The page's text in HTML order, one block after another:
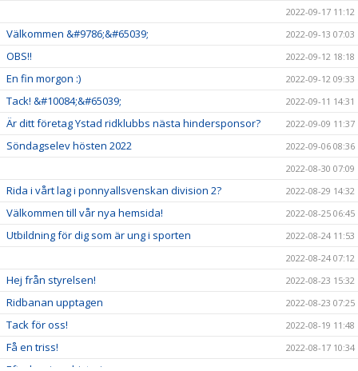
2022-09-17 11:12
Välkommen &#9786;&#65039; 2022-09-13 07:03
OBS!! 2022-09-12 18:18
En fin morgon :) 2022-09-12 09:33
Tack! &#10084;&#65039; 2022-09-11 14:31
Är ditt företag Ystad ridklubbs nästa hindersponsor? 2022-09-09 11:37
Söndagselev hösten 2022
2022-09-06 08:36
2022-08-30 07:09
Rida i vårt lag i ponnyallsvenskan division 2? 2022-08-29 14:32
Välkommen till vår nya hemsida! 2022-08-25 06:45
Utbildning för dig som är ung i sporten
2022-08-24 11:53
2022-08-24 07:12
Hej från styrelsen! 2022-08-23 15:32
Ridbanan upptagen 2022-08-23 07:25
Tack för oss! 2022-08-19 11:48
Få en triss! 2022-08-17 10:34